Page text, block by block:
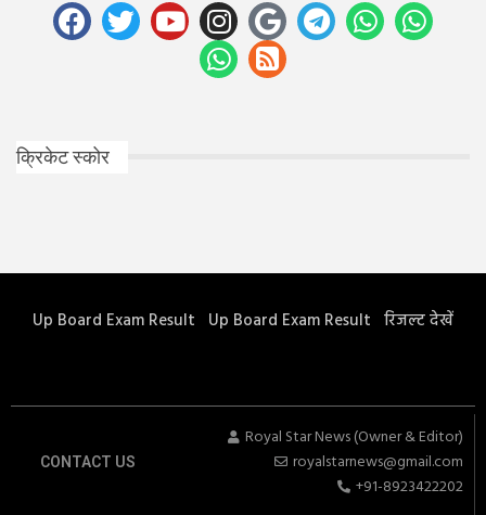
क्रिकेट स्कोर
Up Board Exam Result Up Board Exam Result रिजल्ट देखें
CONTACT US
Royal Star News (Owner & Editor)
royalstarnews@gmail.com
+91-8923422202